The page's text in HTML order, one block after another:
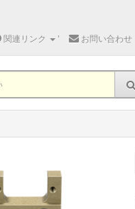
関連リンク ' お問い合わせ